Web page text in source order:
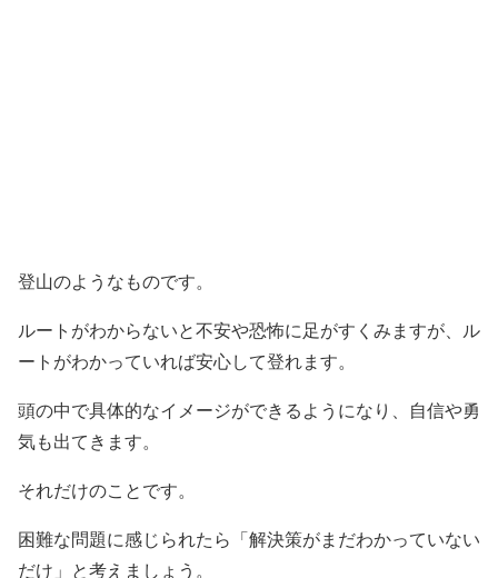
登山のようなものです。
ルートがわからないと不安や恐怖に足がすくみますが、ル
ートがわかっていれば安心して登れます。
頭の中で具体的なイメージができるようになり、自信や勇
気も出てきます。
それだけのことです。
困難な問題に感じられたら「解決策がまだわかっていない
だけ」と考えましょう。